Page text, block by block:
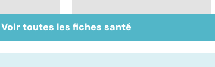
Sexualité, infertilité
et PMA, des liens
Voir toutes les fiches santé